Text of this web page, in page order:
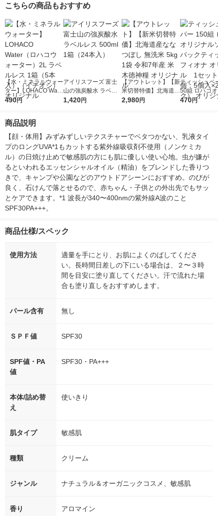
こちらの商品もおすすめ
【水・ミネラルウォー
ター】LOHACO Wate
r（ロハコウォータ
シ） オリジナル
490円
アイリスフーズ 富士
山の強炭酸水 ラベル
レス 500ml 1箱（24
1,420円
【アウトレット】【新
米切替特価】北海道産
ななつぼし 無洗米 5k
2,980円
ティッシュペ
50組 ロハコ
ルソフトパッ
オリジナル
470円
商品説明
【顔・体用】みずみずしいテクスチャーでベタつかない、乳液タイ
プのロングUVA*1もカットする紫外線吸収剤不使用（ノンケミカ
ル）の日焼け止めで敏感肌の方にも肌に優しい使い心地。虫が嫌が
るといわれるエッセンシャルオイル（精油）をブレンドした香りつ
きで、キャンプや公園などのアウトドアシーンにおすすめ。のびが
良く、石けんで落とせるので、赤ちゃん・子供との外出先でもサッ
とケアできます。*1 波長が340〜400nmの紫外線A波のこと
SPF30PA+++。
商品仕様/スペック
使用方法
適量を手にとり、お肌によくのばしてくださ
い。長時間日差しの下にいる場合は、２〜３時
間を目安に塗り直してください。汗で流れた場
合も塗り直しをおすすめします。
パール含有 無し
ＳＰＦ値 SPF30
SPF値・PA
値
SPF30・PA+++
本体/詰め替
え
使いきり
肌タイプ 敏感肌
種類 クリーム
ジャンル ナチュラル＆オーガニックコスメ、敏感肌
香り アロマイン